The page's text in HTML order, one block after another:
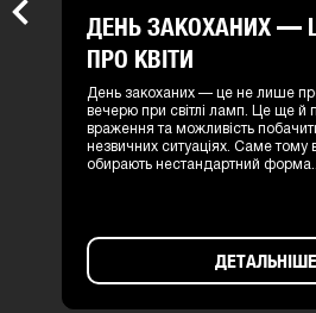
Previous
ДЕНЬ ЗАКОХАНИХ —
ПРО КВІТИ
День закоханих — це не лише про
вечерю при світлі ламп. Це ще й
враження та можливість
незвичних ситуаціях. Саме тому
обирають нестандартний форма...
ДЕТАЛЬНІШЕ